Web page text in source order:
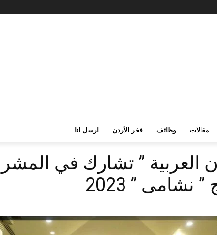
مقالات وظائف فخر الأردن ارسل لنا
العربية ” تشارك في
” 2023